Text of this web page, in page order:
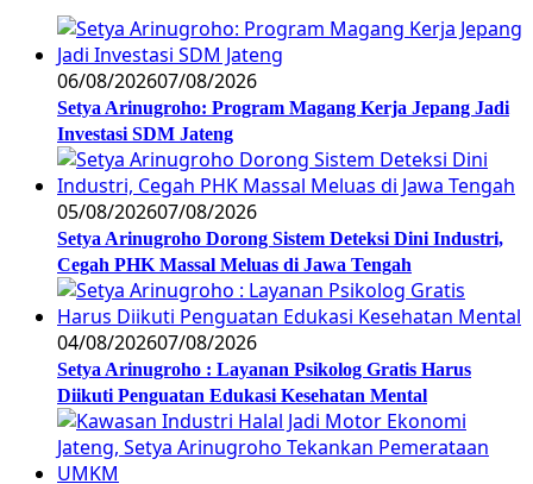
06/08/202607/08/2026
Setya Arinugroho: Program Magang Kerja Jepang Jadi
Investasi SDM Jateng
05/08/202607/08/2026
Setya Arinugroho Dorong Sistem Deteksi Dini Industri,
Cegah PHK Massal Meluas di Jawa Tengah
04/08/202607/08/2026
Setya Arinugroho : Layanan Psikolog Gratis Harus
Diikuti Penguatan Edukasi Kesehatan Mental